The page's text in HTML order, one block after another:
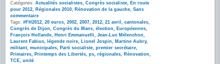
Catégories: Actualités socialistes, Congrès socialiste, En route
pour 2012, Régionales 2010, Rénovation de la gauche, Sans
commentaire
Tags: #FH2012, 20 euros, 2002, 2007, 2012, 21 avril , cantonales,
Congrès de Dijon, Congrès du Mans, élection, Européennes,
François Hollande, Henri Emmanuelli, Jean-Luc Mélenchon,
Laurent Fabius, légende noire, Lionel Jospin, Martine Aubry,
militant, municipales, Parti socialiste, premier secrétaire,
Primaires, Printemps des Libertés, ps, régionales, Rénovation,
TCE, unité